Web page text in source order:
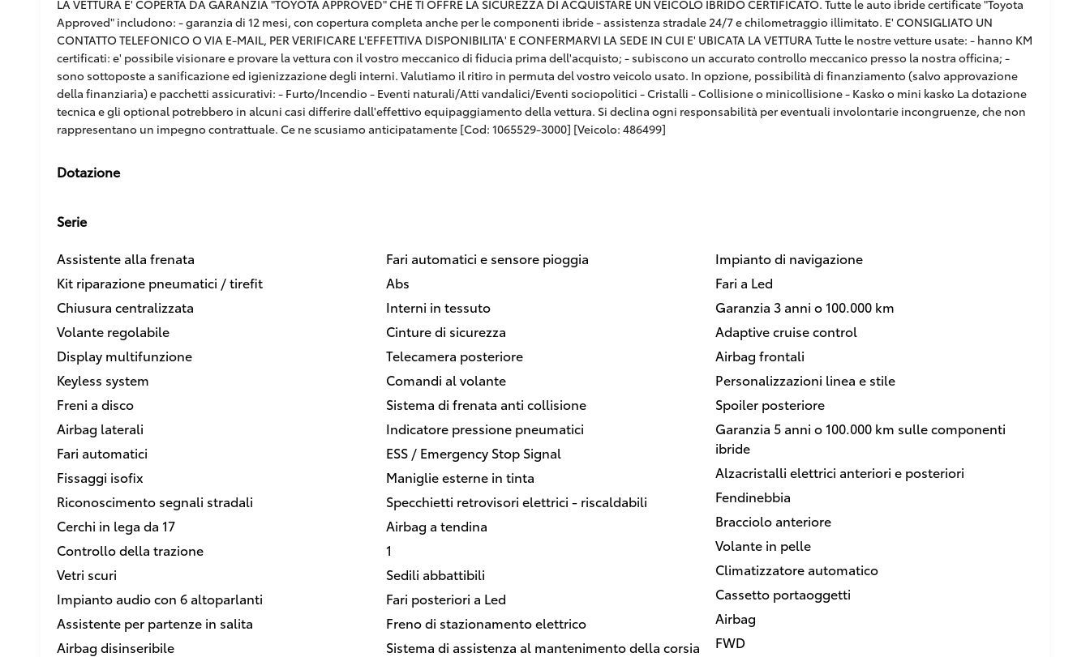
LA VETTURA E' COPERTA DA GARANZIA "TOYOTA APPROVED" CHE TI OFFRE LA SICUREZZA DI ACQUISTARE UN VEICOLO IBRIDO CERTIFICATO. Tutte le auto ibride certificate "Toyota
Approved" includono: - garanzia di 12 mesi, con copertura completa anche per le componenti ibride - assistenza stradale 24/7 e chilometraggio illimitato. E' CONSIGLIATO UN
CONTATTO TELEFONICO O VIA E-MAIL, PER VERIFICARE L'EFFETTIVA DISPONIBILITA' E CONFERMARVI LA SEDE IN CUI E' UBICATA LA VETTURA Tutte le nostre vetture usate: - hanno KM
certificati: e' possibile visionare e provare la vettura con il vostro meccanico di fiducia prima dell'acquisto; - subiscono un accurato controllo meccanico presso la nostra officina; -
sono sottoposte a sanificazione ed igienizzazione degli interni. Valutiamo il ritiro in permuta del vostro veicolo usato. In opzione, possibilità di finanziamento (salvo approvazione
della finanziaria) e pacchetti assicurativi: - Furto/Incendio - Eventi naturali/Atti vandalici/Eventi sociopolitici - Cristalli - Collisione o minicollisione - Kasko o mini kasko La dotazione
tecnica e gli optional potrebbero in alcuni casi differire dall'effettivo equipaggiamento della vettura. Si declina ogni responsabilità per eventuali involontarie incongruenze, che non
rappresentano un impegno contrattuale. Ce ne scusiamo anticipatamente [Cod: 1065529-3000] [Veicolo: 486499]
Dotazione
Serie
Assistente alla frenata
Kit riparazione pneumatici / tirefit
Chiusura centralizzata
Volante regolabile
Display multifunzione
Keyless system
Freni a disco
Airbag laterali
Fari automatici
Fissaggi isofix
Riconoscimento segnali stradali
Cerchi in lega da 17
Controllo della trazione
Vetri scuri
Impianto audio con 6 altoparlanti
Assistente per partenze in salita
Airbag disinseribile
Fari automatici e sensore pioggia
Abs
Interni in tessuto
Cinture di sicurezza
Telecamera posteriore
Comandi al volante
Sistema di frenata anti collisione
Indicatore pressione pneumatici
ESS / Emergency Stop Signal
Maniglie esterne in tinta
Specchietti retrovisori elettrici - riscaldabili
Airbag a tendina
1
Sedili abbattibili
Fari posteriori a Led
Freno di stazionamento elettrico
Sistema di assistenza al mantenimento della corsia
Impianto di navigazione
Fari a Led
Garanzia 3 anni o 100.000 km
Adaptive cruise control
Airbag frontali
Personalizzazioni linea e stile
Spoiler posteriore
Garanzia 5 anni o 100.000 km sulle componenti
ibride
Alzacristalli elettrici anteriori e posteriori
Fendinebbia
Bracciolo anteriore
Volante in pelle
Climatizzatore automatico
Cassetto portaoggetti
Airbag
FWD